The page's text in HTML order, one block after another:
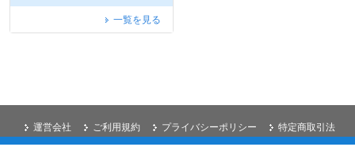
一覧を見る
特定商取引法
プライバシーポリシー
ご利用規約
運営会社